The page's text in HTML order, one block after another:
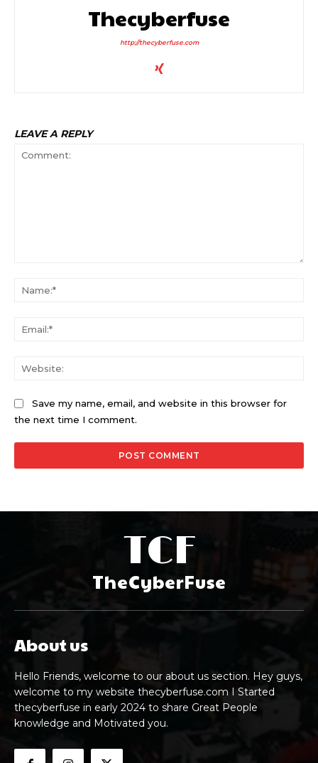
Thecyberfuse
http://thecyberfuse.com
LEAVE A REPLY
Save my name, email, and website in this browser for
the next time I comment.
TCF
TheCyberFuse
About us
Hello Friends, welcome to our about us section. Hey guys,
welcome to my website thecyberfuse.com I Started
thecyberfuse in early 2024 to share Great People
knowledge and Motivated you.